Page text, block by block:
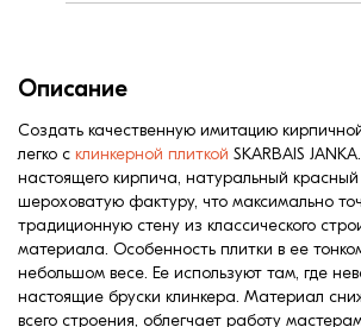
Описание
Создать качественную имитацию
легко с клинкерной плиткой SKARBAIS
настоящего кирпича, натуральный красный
шероховатую фактуру, что максимально
традиционную стену из классического
материала. Особенность плитки в ее
небольшом весе. Ее используют там, где
настоящие бруски клинкера. Материал
всего строения, облегчает работу